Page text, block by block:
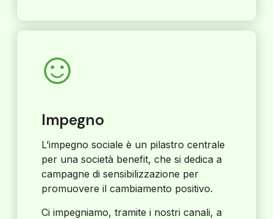
Impegno
L’impegno sociale è un pilastro centrale
per una società benefit, che si dedica a
campagne di sensibilizzazione per
promuovere il cambiamento positivo.
Ci impegniamo, tramite i nostri canali, a